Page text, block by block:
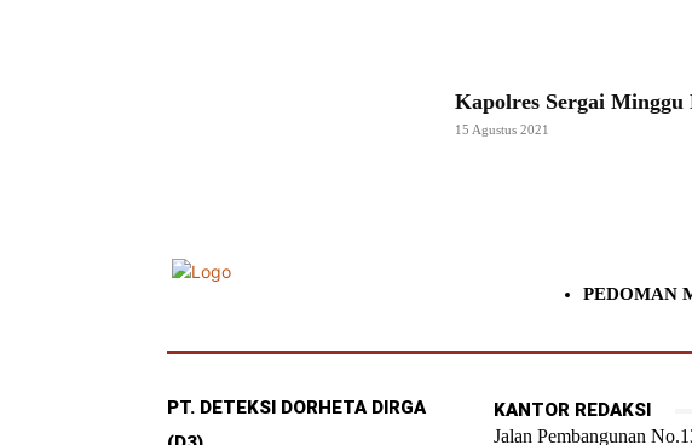
Kapolres Sergai
15 Agustus 2021
PEDOMAN
PT. DETEKSI DORHETA DIRGA
KANTOR REDAKSI
Jalan Pembangunan